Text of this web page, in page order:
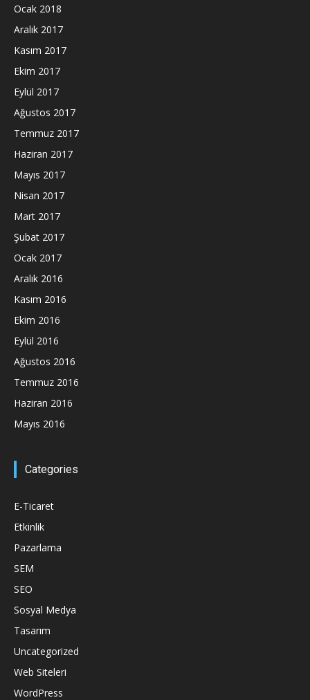
Ocak 2018
Aralık 2017
Kasım 2017
Ekim 2017
Eylül 2017
Ağustos 2017
Temmuz 2017
Haziran 2017
Mayıs 2017
Nisan 2017
Mart 2017
Şubat 2017
Ocak 2017
Aralık 2016
Kasım 2016
Ekim 2016
Eylül 2016
Ağustos 2016
Temmuz 2016
Haziran 2016
Mayıs 2016
Categories
E-Ticaret
Etkinlik
Pazarlama
SEM
SEO
Sosyal Medya
Tasarım
Uncategorized
Web Siteleri
WordPress